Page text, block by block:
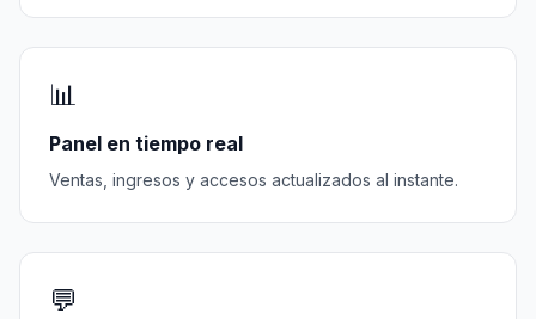
📊
Panel en tiempo real
Ventas, ingresos y accesos actualizados al instante.
💬